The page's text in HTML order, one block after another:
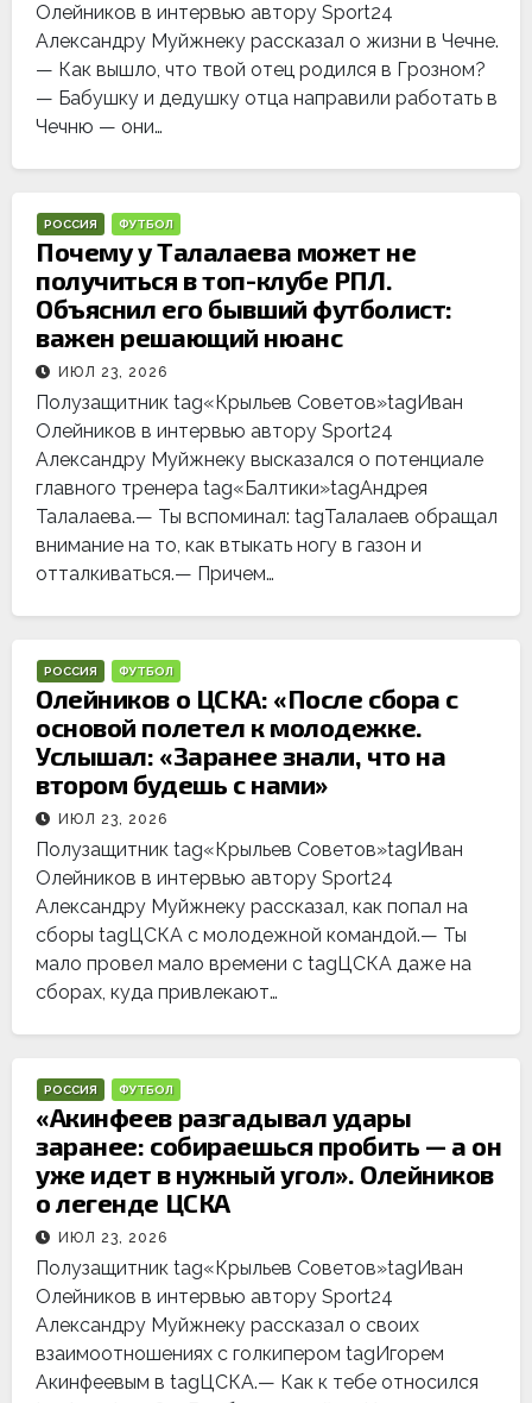
Олейников в интервью автору Sport24
Александру Муйжнеку рассказал о жизни в Чечне.
— Как вышло, что твой отец родился в Грозном?
— Бабушку и дедушку отца направили работать в
Чечню — они…
РОССИЯ ФУТБОЛ
Почему у Талалаева может не
получиться в топ-клубе РПЛ.
Объяснил его бывший футболист:
важен решающий нюанс
ИЮЛ 23, 2026
Полузащитник tag«Крыльев Советов»tagИван
Олейников в интервью автору Sport24
Александру Муйжнеку высказался о потенциале
главного тренера tag«Балтики»tagАндрея
Талалаева.— Ты вспоминал: tagТалалаев обращал
внимание на то, как втыкать ногу в газон и
отталкиваться.— Причем…
РОССИЯ ФУТБОЛ
Олейников о ЦСКА: «После сбора с
основой полетел к молодежке.
Услышал: «Заранее знали, что на
втором будешь с нами»
ИЮЛ 23, 2026
Полузащитник tag«Крыльев Советов»tagИван
Олейников в интервью автору Sport24
Александру Муйжнеку рассказал, как попал на
сборы tagЦСКА с молодежной командой.— Ты
мало провел мало времени с tagЦСКА даже на
сборах, куда привлекают…
РОССИЯ ФУТБОЛ
«Акинфеев разгадывал удары
заранее: собираешься пробить — а он
уже идет в нужный угол». Олейников
о легенде ЦСКА
ИЮЛ 23, 2026
Полузащитник tag«Крыльев Советов»tagИван
Олейников в интервью автору Sport24
Александру Муйжнеку рассказал о своих
взаимоотношениях с голкипером tagИгорем
Акинфеевым в tagЦСКА.— Как к тебе относился